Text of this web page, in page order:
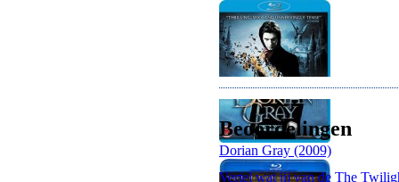
Dorian Gray (2009)
Beoordelingen
Vertel wat jij van de The